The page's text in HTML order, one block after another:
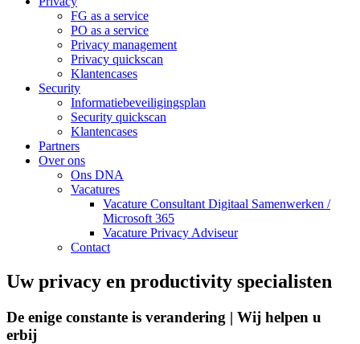
FG as a service
PO as a service
Privacy management
Privacy quickscan
Klantencases
Security
Informatiebeveiligingsplan
Security quickscan
Klantencases
Partners
Over ons
Ons DNA
Vacatures
Vacature Consultant Digitaal Samenwerken /
Microsoft 365
Vacature Privacy Adviseur
Contact
Uw privacy en productivity specialisten
De enige constante is verandering | Wij helpen u
erbij